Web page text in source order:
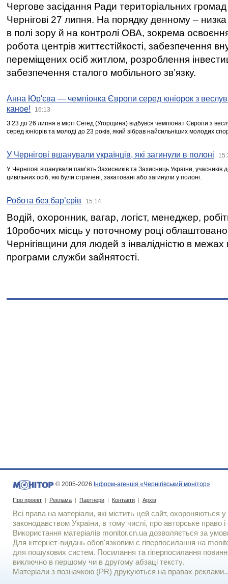
Чергове засідання Ради територіальних громад
Чернігові 27 липня. На порядку денному –
в полі зору й на контролі ОВА, зокрема освоєння
робота центрів життєстійкості, забезпечення
переміщених осіб житлом, розроблення
забезпечення сталого мобільного зв’язку.
Анна Юр'єва — чемпіонка Європи серед юніорок з
каное!
16:13
З 23 до 26 липня в місті Сегед (Угорщина) відбувся чемпіонат Європи з
серед юніорів та молоді до 23 років, який зібрав найсильніших молодих
У Чернігові вшанували українців, які загинули в полоні
У Чернігові вшанували пам’ять Захисників та Захисниць України,
цивільних осіб, які були страчені, закатовані або загинули у полоні.
Робота без бар’єрів 15:14
Водій, охоронник, вагар, логіст, менеджер,
10робочих місць у поточному році
Чернігівщини для людей з інвалідністю в межах
програми служби зайнятості.
© 2005-2026 Інформ-агенція «Чернігівський монітор»
Про проект | Реклама | Партнери | Контакти | Архів
Всі права на матеріали, які містить цей сайт, охороняються у
законодавством України, в тому числі, про авторське право і
Використання матерiалiв monitor.cn.ua дозволяється за
Для iнтернет-видань обов'язковим є гiперпосилання на
для пошукових систем. Посилання та гіперпосилання
виключно в першому чи в другому абзаці тексту.
Матеріали з позначкою (PR) друкуються на правах реклами..